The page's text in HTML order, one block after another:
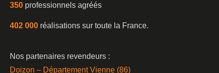
350 professionnels agréés
402 000 réalisations sur toute la France.
Nos partenaires revendeurs :
Doizon – Département Vienne (86)